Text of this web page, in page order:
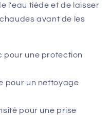
l'eau tiède et de laisser
avant de les
pour une protection
pour un nettoyage
pour une prise